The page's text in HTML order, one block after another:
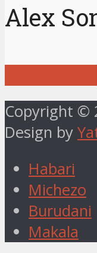
Alex
Copyright ©
Design by
Habari
Michezo
Burudani
Makala